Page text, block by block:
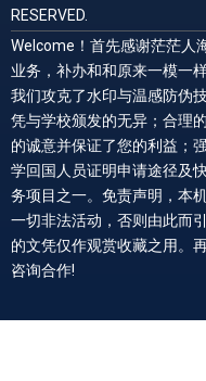
RESERVED.
Welcome！首先感谢茫茫人
业务，补办和和原来一模一
我们攻克了水印与温感防伪
凭与学校颁发的无异；合理
的诚意并保证了您的利益；
学回国人员证明申请途径及
务项目之一。免责声明，本
一切非法活动，否则由此而
的文凭仅作观赏收藏之用。
咨询合作!